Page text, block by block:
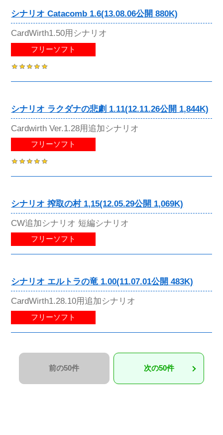
シナリオ Catacomb 1.6(13.08.06公開 880K)
CardWirth1.50用シナリオ
フリーソフト
シナリオ ラクダナの悲劇 1.11(12.11.26公開 1,844K)
Cardwirth Ver.1.28用追加シナリオ
フリーソフト
シナリオ 搾取の村 1,15(12.05.29公開 1,069K)
CW追加シナリオ 短編シナリオ
フリーソフト
シナリオ エルトラの竜 1.00(11.07.01公開 483K)
CardWirth1.28.10用追加シナリオ
フリーソフト
前の50件 次の50件